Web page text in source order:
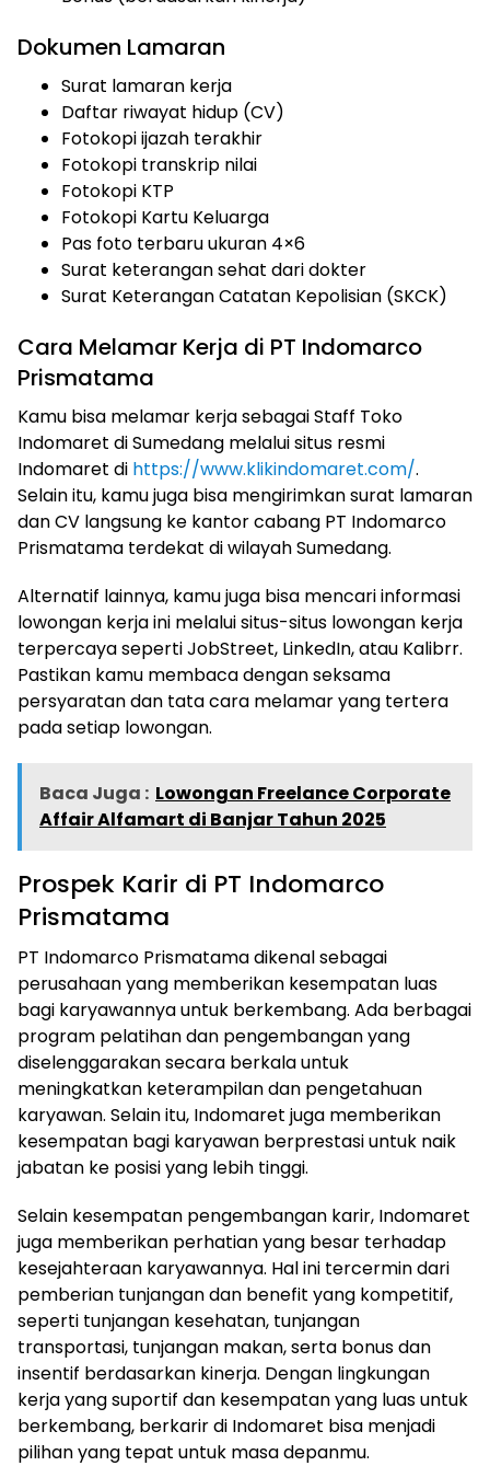
Dokumen Lamaran
Surat lamaran kerja
Daftar riwayat hidup (CV)
Fotokopi ijazah terakhir
Fotokopi transkrip nilai
Fotokopi KTP
Fotokopi Kartu Keluarga
Pas foto terbaru ukuran 4×6
Surat keterangan sehat dari dokter
Surat Keterangan Catatan Kepolisian (SKCK)
Cara Melamar Kerja di PT Indomarco
Prismatama
Kamu bisa melamar kerja sebagai Staff Toko
Indomaret di Sumedang melalui situs resmi
Indomaret di https://www.klikindomaret.com/.
Selain itu, kamu juga bisa mengirimkan surat lamaran
dan CV langsung ke kantor cabang PT Indomarco
Prismatama terdekat di wilayah Sumedang.
Alternatif lainnya, kamu juga bisa mencari informasi
lowongan kerja ini melalui situs-situs lowongan kerja
terpercaya seperti JobStreet, LinkedIn, atau Kalibrr.
Pastikan kamu membaca dengan seksama
persyaratan dan tata cara melamar yang tertera
pada setiap lowongan.
Baca Juga : Lowongan Freelance Corporate
Affair Alfamart di Banjar Tahun 2025
Prospek Karir di PT Indomarco
Prismatama
PT Indomarco Prismatama dikenal sebagai
perusahaan yang memberikan kesempatan luas
bagi karyawannya untuk berkembang. Ada berbagai
program pelatihan dan pengembangan yang
diselenggarakan secara berkala untuk
meningkatkan keterampilan dan pengetahuan
karyawan. Selain itu, Indomaret juga memberikan
kesempatan bagi karyawan berprestasi untuk naik
jabatan ke posisi yang lebih tinggi.
Selain kesempatan pengembangan karir, Indomaret
juga memberikan perhatian yang besar terhadap
kesejahteraan karyawannya. Hal ini tercermin dari
pemberian tunjangan dan benefit yang kompetitif,
seperti tunjangan kesehatan, tunjangan
transportasi, tunjangan makan, serta bonus dan
insentif berdasarkan kinerja. Dengan lingkungan
kerja yang suportif dan kesempatan yang luas untuk
berkembang, berkarir di Indomaret bisa menjadi
pilihan yang tepat untuk masa depanmu.